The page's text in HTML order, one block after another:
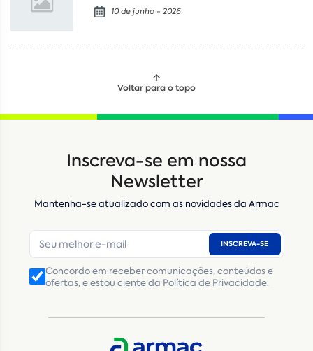
10 de junho - 2026
Voltar para o topo
Inscreva-se em nossa
Newsletter
Mantenha-se atualizado com as novidades da Armac
INSCREVA-SE
Concordo em receber comunicações, conteúdos e
ofertas, e estou ciente da Política de Privacidade.
Locação Compra de seminovos
E-mail*
Número de telefone*
CNPJ Inscrição Estadual(Produtor Rural)